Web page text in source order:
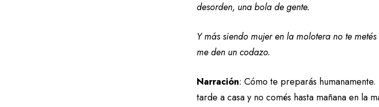
desorden, una bola de gente.
Y más siendo mujer en la molotera no te
me den un codazo.
Narración: Cómo te preparás
tarde a casa y no comés hasta mañana en la